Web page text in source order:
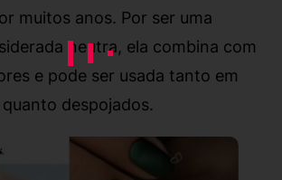
muitos anos. Por ser uma
neutra, ela combina com
e pode ser usada tanto em
despojados.